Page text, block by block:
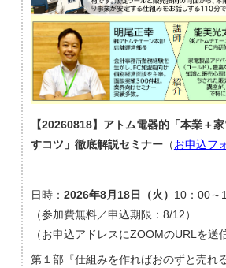
【20260818】アトム電器的「本業＋
すコツ」徹底解説セミナー（お申込フ
日時： 2026年8月18日（火） 10：00～
（参加費無料／申込期限：8/12）
（お申込アドレスにZOOMのURLを送
第１部『仕組みを作ればおのずと売れ